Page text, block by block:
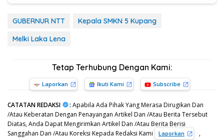
GUBERNUR NTT
Kepala SMKN 5 Kupang
Melki Laka Lena
Tetap Terhubung Dengan Kami:
Laporkan Ikuti Kami Subscribe
CATATAN REDAKSI : Apabila Ada Pihak Yang Merasa Dirugikan Dan
/Atau Keberatan Dengan Penayangan Artikel Dan /Atau Berita Tersebut
Diatas, Anda Dapat Mengirimkan Artikel Dan /Atau Berita Berisi
Sanggahan Dan /Atau Koreksi Kepada Redaksi Kami
Laporkan
,